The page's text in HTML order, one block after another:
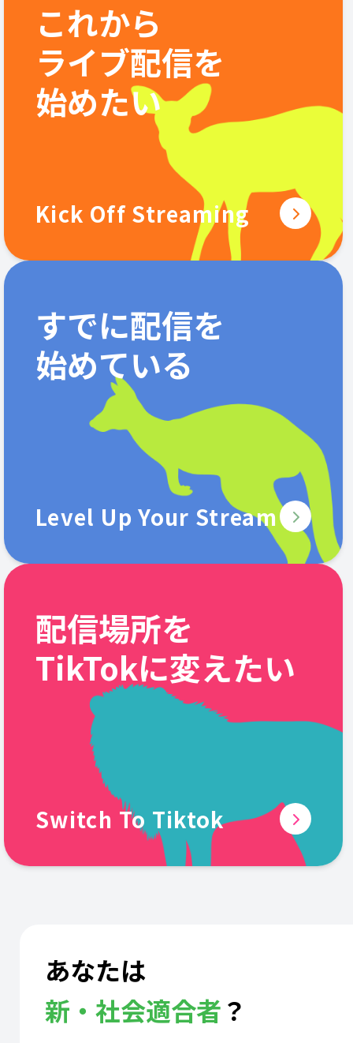
これから
ライブ配信を
始めたい
Kick Off Streaming
すでに配信を
始めている
Level Up Your Stream
配信場所を
TikTokに変えたい
Switch To Tiktok
あなたは
新・社会適合者？